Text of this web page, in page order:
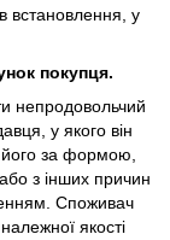
встановлення, у
покупця.
непродовольчий
у якого він
його за формою,
з інших причин
Споживач
якості